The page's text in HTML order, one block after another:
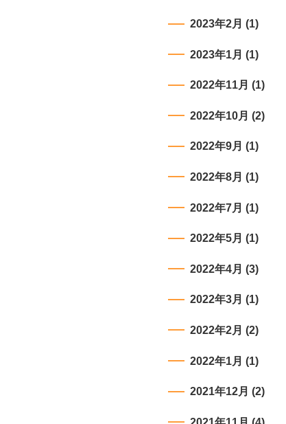
2023年2月 (1)
2023年1月 (1)
2022年11月 (1)
2022年10月 (2)
2022年9月 (1)
2022年8月 (1)
2022年7月 (1)
2022年5月 (1)
2022年4月 (3)
2022年3月 (1)
2022年2月 (2)
2022年1月 (1)
2021年12月 (2)